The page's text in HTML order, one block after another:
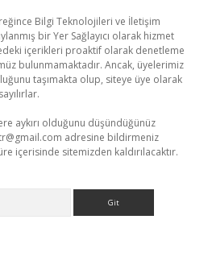
Bilgi Teknolojileri ve İletişim
bir Yer Sağlayıcı olarak hizmet
içerikleri proaktif olarak denetleme
bulunmamaktadır. Ancak, üyelerimiz
taşımakta olup, siteye üye olarak
aykırı olduğunu düşündüğünüz
adresine bildirmeniz
içerisinde sitemizden kaldırılacaktır.